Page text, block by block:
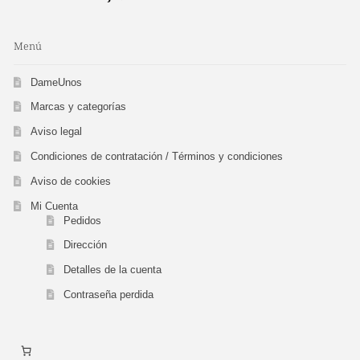
Menú
DameUnos
Marcas y categorías
Aviso legal
Condiciones de contratación / Términos y condiciones
Aviso de cookies
Mi Cuenta
Pedidos
Dirección
Detalles de la cuenta
Contraseña perdida